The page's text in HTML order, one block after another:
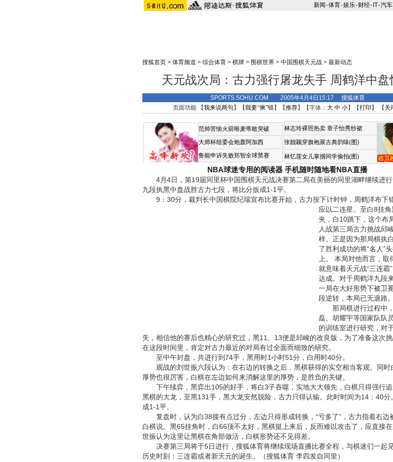
新闻-体育-娱乐-财经- IT-汽车
搜狐首页> 体育频道 > 综合体育> 棋牌> 围棋世界> 中国围棋天元战> 最新动态
天元战次局：古力强行屠龙失手 周鹤洋中盘
SPORTS.SOHU.COM 2005年4月4日15:17 搜狐体育
页面功能 【我来说两句 】【我要“揪”错】【推荐】【字体： 大 中 小】【打印 】 【 关
范帅苦恼火箭唯麦蒂敢突破
大师杯组委会炮轰阿加西
鲁能申诉失败郑智全球禁赛
林志玲裸照热卖 章子怡秀纱裙
张靓颖穿旗袍展古典韵味(图)
林忆莲女儿掌掴同学偷拍(图)
NBA球迷专用的阅读器 手机随时随地看NBA直播
4月4日，第19届同里杯中国围棋天元战决赛第二局在美丽的同里湖畔继续进行
九段执黑中盘战胜古力七段，将比分扳成1-1平。
9：30分，裁判长中国棋院纪瑞宣布比赛开始，古力按下计时钟，周鹤洋布下
应以二连星。 至白8挂
夹，白10跳下，这个布
人战第三局古力挑战邱
样。正是因为那局棋执
了胜利成功的将“名人”
上。 本局对他而言，取
就意味着天元战“三连霸
达成。对于周鹤洋九段
一局在大好形势下被卫
段逆转，本局已无退路。
那局棋进行过程中，
磊、胡耀宇等国家队队
的训练室进行研究，对
失，相信他的赛后也精心的研究过，黑11、13便是邱峻的改良版，为了准备这次
在这段时间里，肯定对古力最近的对局有过全面而细致的研究。
至中午封盘，共进行到74手，黑用时1小时51分，白用时40分。
观战的刘世振六段认为：在右边的转换之后，黑棋获得的实空相当客观。同时
厚势也很厉害，白棋在左边如何来消解这里的厚势，是胜负的关键。
下午续弈，黑弈出105的好手，将白3子吞噬，实地大大领先，白棋只得强行追
黑棋的大龙，至黑131手，黑大龙安然脱险，古力只得认输。此时时间为14：40分
成1-1平。
复盘时，认为白38接有点过分，左边只得形成转换，“亏多了”，古力指着右边
白棋说。黑65挂角时，白66顶不太好，黑棋挺上来后，反而难以攻击了，应直接
世振认为这里让黑棋在角部做活，白棋形势还不见得差。
决赛第三局将于5日进行，搜狐体育将继续现场直播比赛全程，与棋迷们一起
历史时刻：三连霸或者新天元的诞生。（搜狐体育 李四发自同里）